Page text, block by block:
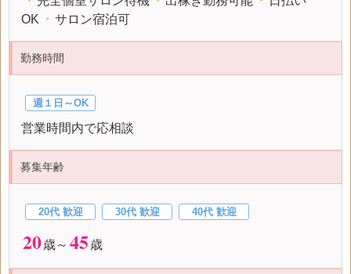
OK ・ サロン宿泊可
勤務時間
週１日～OK
営業時間内で応相談
募集年齢
20代 歓迎 30代 歓迎 40代 歓迎
20歳～ 45 歳